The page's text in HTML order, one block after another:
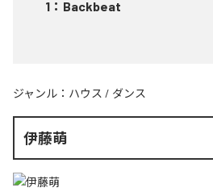
1 ： Backbeat
ジャンル： ハウス / ダンス
伊藤萌